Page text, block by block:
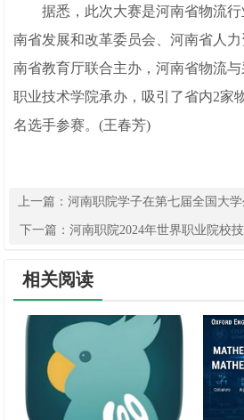
据悉，此次大赛是河南省物流
南省发展和改革委员会、河南省人
南省教育厅联合主办，河南省物流
职业技术学院承办，吸引了省内2家
名选手参赛。(王春芳)
上一篇：河南职院学子在第七届全国大
获佳绩
下一篇： 河南职院2024年世界职业院校
相关阅读